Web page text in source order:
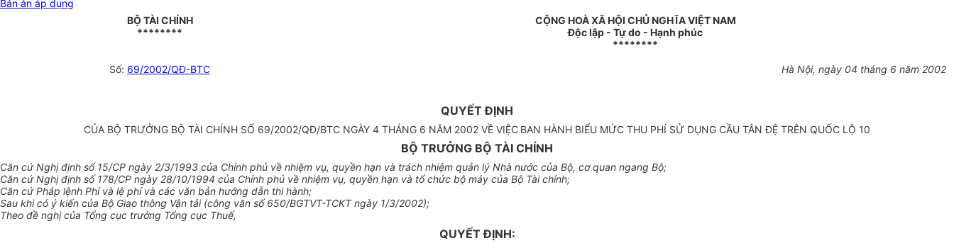
Bản án áp dụng
BỘ TÀI CHÍNH
********
CỘNG HOÀ XÃ HỘI CHỦ NGHĨA VIỆT NAM
Độc lập - Tự do - Hạnh phúc
********
Số: 69/2002/QĐ-BTC Hà Nội, ngày 04 tháng 6 năm 2002
QUYẾT ĐỊNH
CỦA BỘ TRƯỞNG BỘ TÀI CHÍNH SỐ 69/2002/QĐ/BTC NGÀY 4 THÁNG 6 NĂM 2002 VỀ VIỆC BAN HÀNH BIỂU MỨC THU PHÍ SỬ DỤNG CẦU TÂN ĐỆ TRÊN QUỐC LỘ 10
BỘ TRƯỞNG BỘ TÀI CHÍNH
Căn cứ Nghị định số 15/CP ngày 2/3/1993 của Chính phủ về nhiệm vụ, quyền hạn và trách nhiệm quản lý Nhà nước của Bộ, cơ quan ngang Bộ;
Căn cứ Nghị định số 178/CP ngày 28/10/1994 của Chính phủ về nhiệm vụ, quyền hạn và tổ chức bộ máy của Bộ Tài chính;
Căn cứ Pháp lệnh Phí và lệ phí và các văn bản hướng dẫn thi hành;
Sau khi có ý kiến của Bộ Giao thông Vận tải (công văn số 650/BGTVT-TCKT ngày 1/3/2002);
Theo đề nghị của Tổng cục trưởng Tổng cục Thuế,
QUYẾT ĐỊNH: